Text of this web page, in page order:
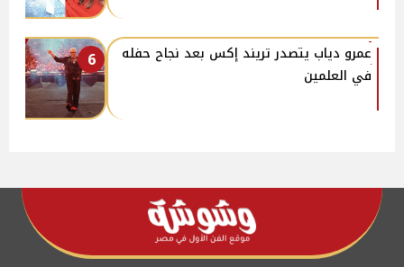
6
عمرو دياب يتصدر تريند إكس بعد نجاح حفله
في العلمين